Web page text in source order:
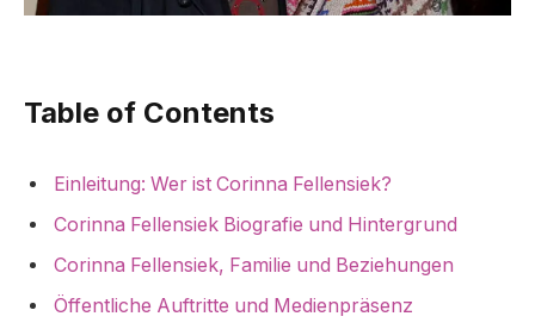
Table of Contents
Einleitung: Wer ist Corinna Fellensiek?
Corinna Fellensiek Biografie und Hintergrund
Corinna Fellensiek, Familie und Beziehungen
Öffentliche Auftritte und Medienpräsenz